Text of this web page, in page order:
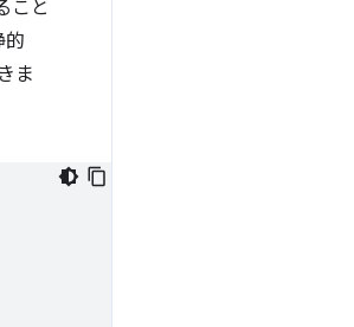
こと
的
ま